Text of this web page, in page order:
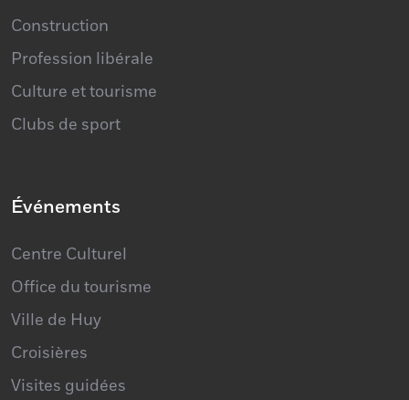
Profession libérale
Culture et tourisme
Clubs de sport
Office du tourisme
Ville de Huy
Croisières
Visites guidées
Balades